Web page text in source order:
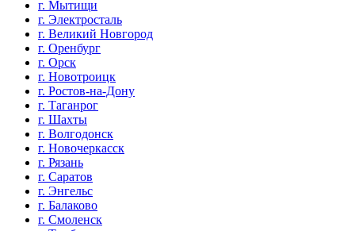
г. Мытищи
г. Электросталь
г. Великий Новгород
г. Оренбург
г. Орск
г. Новотроицк
г. Ростов-на-Дону
г. Таганрог
г. Шахты
г. Волгодонск
г. Новочеркасск
г. Рязань
г. Саратов
г. Энгельс
г. Балаково
г. Смоленск